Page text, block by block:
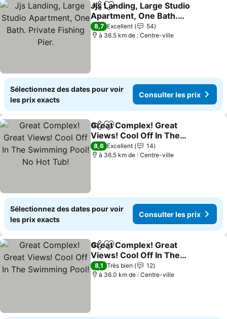
PartagerAjouter à mes favoris
Jjs Landing, Large Studio
Apartment, One Bath.
Private Fishing Pier.
8,7 Excellent
54
à 36.5 km de : Centre-ville
Sélectionnez des dates pour voir
les prix exacts
Consulter les prix
PartagerAjouter à mes favoris
Great Complex! Great
Views! Cool Off In The
Swimming Pool! No Hot
Tub!
8,6 Excellent
14
à 36.5 km de : Centre-ville
Sélectionnez des dates pour voir
les prix exacts
Consulter les prix
PartagerAjouter à mes favoris
Great Complex! Great
Views! Cool Off In The
Swimming Pool!
8,1 Très bien
12
à 36.0 km de : Centre-ville